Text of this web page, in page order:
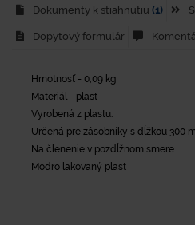
Dokumenty k stiahnutiu (1)
Dopytový formulár
Hmotnosť - 0,09 kg
Materiál - plast
Vyrobená z plastu.
Určená pre zásobníky s dĺžkou 300
Na členenie v pozdĺžnom smere.
Modro lakovaný plast